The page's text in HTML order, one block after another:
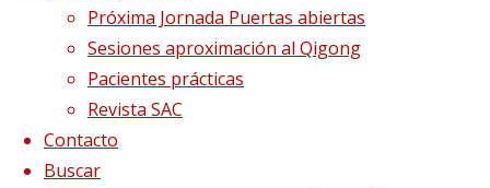
Próxima Jornada Puertas abiertas
Sesiones aproximación al Qigong
Pacientes prácticas
Revista SAC
Contacto
Buscar